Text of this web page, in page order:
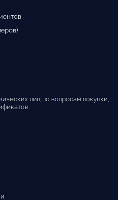
лиц по вопросам покупки,